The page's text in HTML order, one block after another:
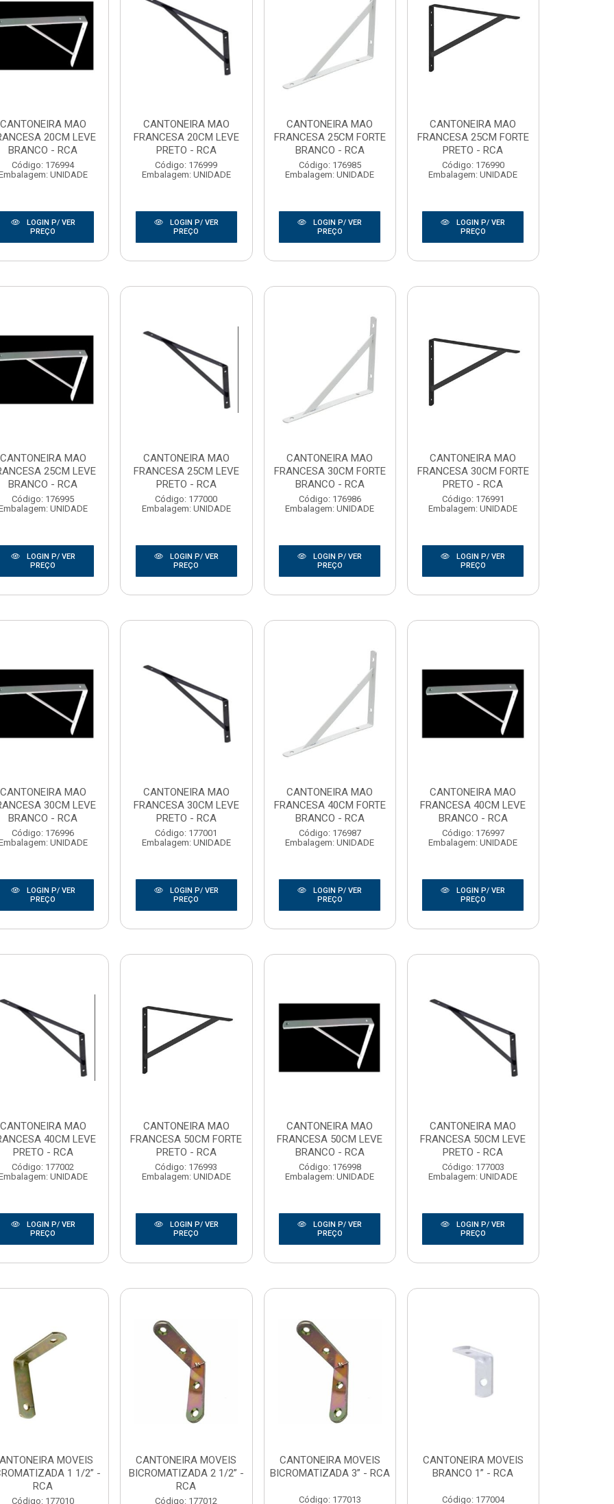
CANTONEIRA MAO
20CM LEVE
BRANCO - RCA
Código: 176994
UNIDADE
LOGIN P/ VER
PREÇO
CANTONEIRA MAO
FRANCESA 20CM LEVE
PRETO - RCA
Código: 176999
Embalagem: UNIDADE
LOGIN P/ VER
PREÇO
CANTONEIRA MAO
FRANCESA 25CM FORTE
BRANCO - RCA
Código: 176985
Embalagem: UNIDADE
LOGIN P/ VER
PREÇO
CANTONEIRA MAO
FRANCESA 25CM FORTE
PRETO - RCA
Código: 176990
Embalagem: UNIDADE
LOGIN P/ VER
PREÇO
CANTONEIRA MAO
25CM LEVE
BRANCO - RCA
Código: 176995
UNIDADE
LOGIN P/ VER
PREÇO
CANTONEIRA MAO
FRANCESA 25CM LEVE
PRETO - RCA
Código: 177000
Embalagem: UNIDADE
LOGIN P/ VER
PREÇO
CANTONEIRA MAO
FRANCESA 30CM FORTE
BRANCO - RCA
Código: 176986
Embalagem: UNIDADE
LOGIN P/ VER
PREÇO
CANTONEIRA MAO
FRANCESA 30CM FORTE
PRETO - RCA
Código: 176991
Embalagem: UNIDADE
LOGIN P/ VER
PREÇO
CANTONEIRA MAO
30CM LEVE
BRANCO - RCA
Código: 176996
UNIDADE
LOGIN P/ VER
PREÇO
CANTONEIRA MAO
FRANCESA 30CM LEVE
PRETO - RCA
Código: 177001
Embalagem: UNIDADE
LOGIN P/ VER
PREÇO
CANTONEIRA MAO
FRANCESA 40CM FORTE
BRANCO - RCA
Código: 176987
Embalagem: UNIDADE
LOGIN P/ VER
PREÇO
CANTONEIRA MAO
FRANCESA 40CM LEVE
BRANCO - RCA
Código: 176997
Embalagem: UNIDADE
LOGIN P/ VER
PREÇO
CANTONEIRA MAO
40CM LEVE
PRETO - RCA
Código: 177002
UNIDADE
LOGIN P/ VER
PREÇO
CANTONEIRA MAO
FRANCESA 50CM FORTE
PRETO - RCA
Código: 176993
Embalagem: UNIDADE
LOGIN P/ VER
PREÇO
CANTONEIRA MAO
FRANCESA 50CM LEVE
BRANCO - RCA
Código: 176998
Embalagem: UNIDADE
LOGIN P/ VER
PREÇO
CANTONEIRA MAO
FRANCESA 50CM LEVE
PRETO - RCA
Código: 177003
Embalagem: UNIDADE
LOGIN P/ VER
PREÇO
MOVEIS
1 1/2” -
RCA
Código: 177010
CANTONEIRA MOVEIS
BICROMATIZADA 2 1/2” -
RCA
Código: 177012
CANTONEIRA MOVEIS
BICROMATIZADA 3” - RCA
Código: 177013
CANTONEIRA MOVEIS
BRANCO 1” - RCA
Código: 177004